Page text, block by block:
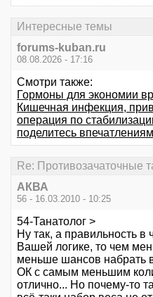
Интересные темы
forums-kuban.ru
08.08.2026 - 17:16
Смотри также:
Гормоны для экономии
Кишечная инфекция,
операция по
поделитесь
Re: Противозачаточные
АКВА
56 - 16.03.2010 - 10:25
54-Танатолог >
Ну так, а правильность в
Вашей логике, то чем
меньше шансов набрать
ОК с самым меньшим
отлично... Но почему-то